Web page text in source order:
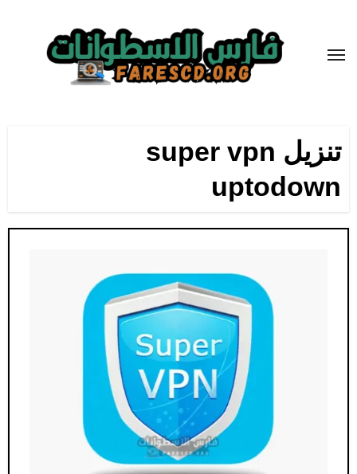
المحتوى
تنزيل super vpn
uptodown